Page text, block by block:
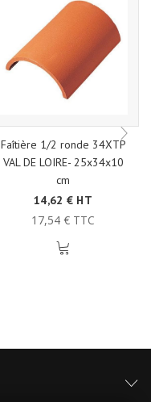
Faîtière 1/2 ronde 34XTP
VAL DE LOIRE- 25x34x10
cm
14,62 € HT
17,54 € TTC